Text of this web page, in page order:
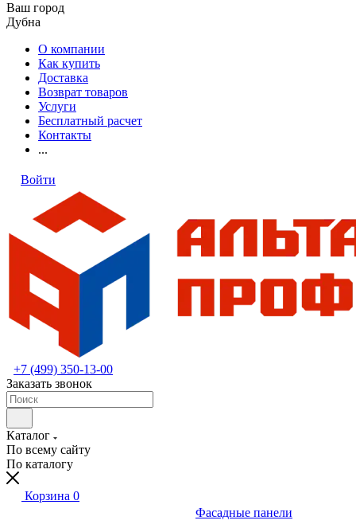
Ваш город
Дубна
О компании
Как купить
Доставка
Возврат товаров
Услуги
Бесплатный расчет
Контакты
...
Войти
+7 (499) 350-13-00
Заказать звонок
Каталог
По всему сайту
По каталогу
Корзина 0
Фасадные панели